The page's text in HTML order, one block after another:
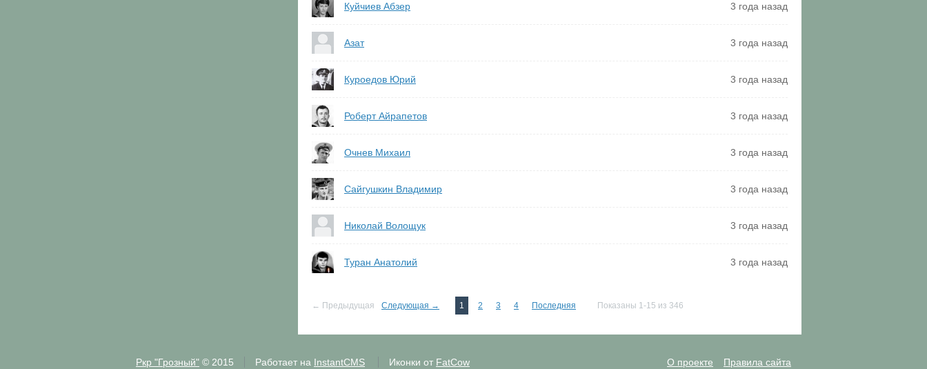
Куйчиев Абзер 3 года назад
Азат 3 года назад
Куроедов Юрий 3 года назад
Роберт Айрапетов 3 года назад
Очнев Михаил 3 года назад
Сайгушкин Владимир 3 года назад
Николай Волощук 3 года назад
Туран Анатолий 3 года назад
← Предыдущая Следующая → 1 2 3 4 Последняя Показаны 1-15 из 346
Ркр "Грозный" © 2015 Работает на InstantCMS Иконки от FatCow О проекте Правила сайта